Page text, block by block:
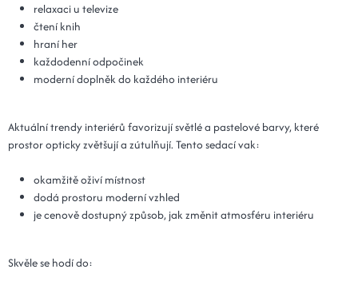
relaxaci u televize
čtení knih
hraní her
každodenní odpočinek
moderní doplněk do každého interiéru
Aktuální trendy interiérů favorizují světlé a pastelové barvy, které
prostor opticky zvětšují a zútulňují. Tento sedací vak:
okamžitě oživí místnost
dodá prostoru moderní vzhled
je cenově dostupný způsob, jak změnit atmosféru interiéru
Skvěle se hodí do: